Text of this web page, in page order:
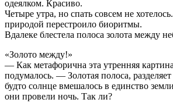
одеялком. Красиво.
Четыре утра, но спать совсем не
природой перестроило биоритмы.
Вдалеке блестела полоса золота между
«Золото между!»
— Как метафорична эта утренняя
подумалось. — Золотая полоса,
будто солнце вмешалось в единство
они провели ночь. Так ли?